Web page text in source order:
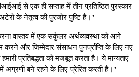
से एक ही सप्ताह में तीन प्रतिष्ठित पुरस्कार
के नेतृत्व की पुरजोर पुष्टि है।"
वास्तव में एक सर्कुलर अर्थव्यवस्था को आगे
करने और जिम्मेदार संसाधन पुनर्प्राप्ति के लिए नए
प्रतिबद्धता को मजबूत करता है। ये मान्यताएं
अग्रणी बने रहने के लिए प्रेरित करती हैं।"